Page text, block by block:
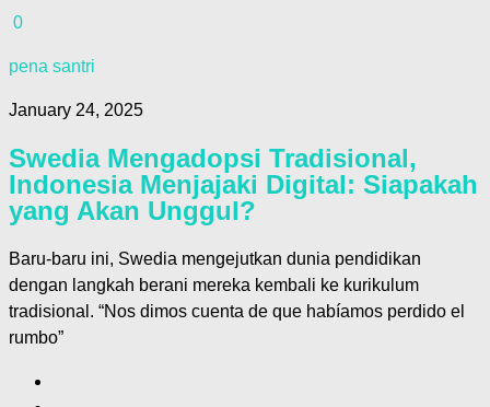
0
pena santri
January 24, 2025
Swedia Mengadopsi Tradisional,
Indonesia Menjajaki Digital: Siapakah
yang Akan Unggul?
Baru-baru ini, Swedia mengejutkan dunia pendidikan
dengan langkah berani mereka kembali ke kurikulum
tradisional. “Nos dimos cuenta de que habíamos perdido el
rumbo”